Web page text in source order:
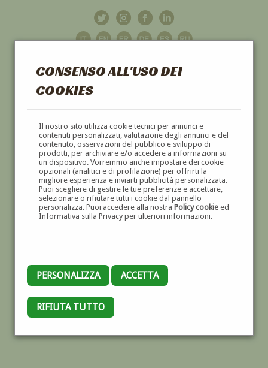
CONSENSO ALL'USO DEI
COOKIES
Il nostro sito utilizza cookie tecnici per annunci e
contenuti personalizzati, valutazione degli annunci e del
contenuto, osservazioni del pubblico e sviluppo di
prodotti, per archiviare e/o accedere a informazioni su
un dispositivo. Vorremmo anche impostare dei cookie
opzionali (analitici e di profilazione) per offrirti la
migliore esperienza e inviarti pubblicità personalizzata.
Puoi scegliere di gestire le tue preferenze e accettare,
selezionare o rifiutare tutti i cookie dal pannello
personalizza. Puoi accedere alla nostra Policy cookieed
Informativa sulla Privacy per ulteriori informazioni.
PERSONALIZZA ACCETTA
RIFIUTA TUTTO
GALLERIAD'ARTE
DIPINTI E SCULTURE '800 E '900